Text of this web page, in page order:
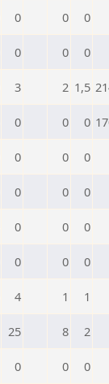
0 0 0
0 0 0
3 2 1,5
0 0 0
0 0 0
0 0 0
0 0 0
0 0 0
4 1 1
25 8 2
0 0 0